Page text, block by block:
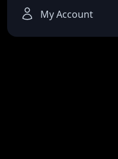
My Account